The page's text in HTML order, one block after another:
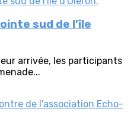
sud de l'île
arrivée, les participants